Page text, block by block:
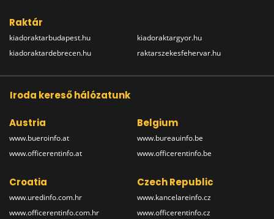
Raktár
kiadoraktarbudapest.hu
kiadoraktardebrecen.hu
kiadoraktargyor.hu
raktarszekesfehervar.hu
Iroda kereső hálózatunk
Austria
www.bueroinfo.at
www.officerentinfo.at
Belgium
www.bureauinfo.be
www.officerentinfo.be
Croatia
www.uredinfo.com.hr
www.officerentinfo.com.hr
Czech Republic
www.kancelareinfo.cz
www.officerentinfo.cz